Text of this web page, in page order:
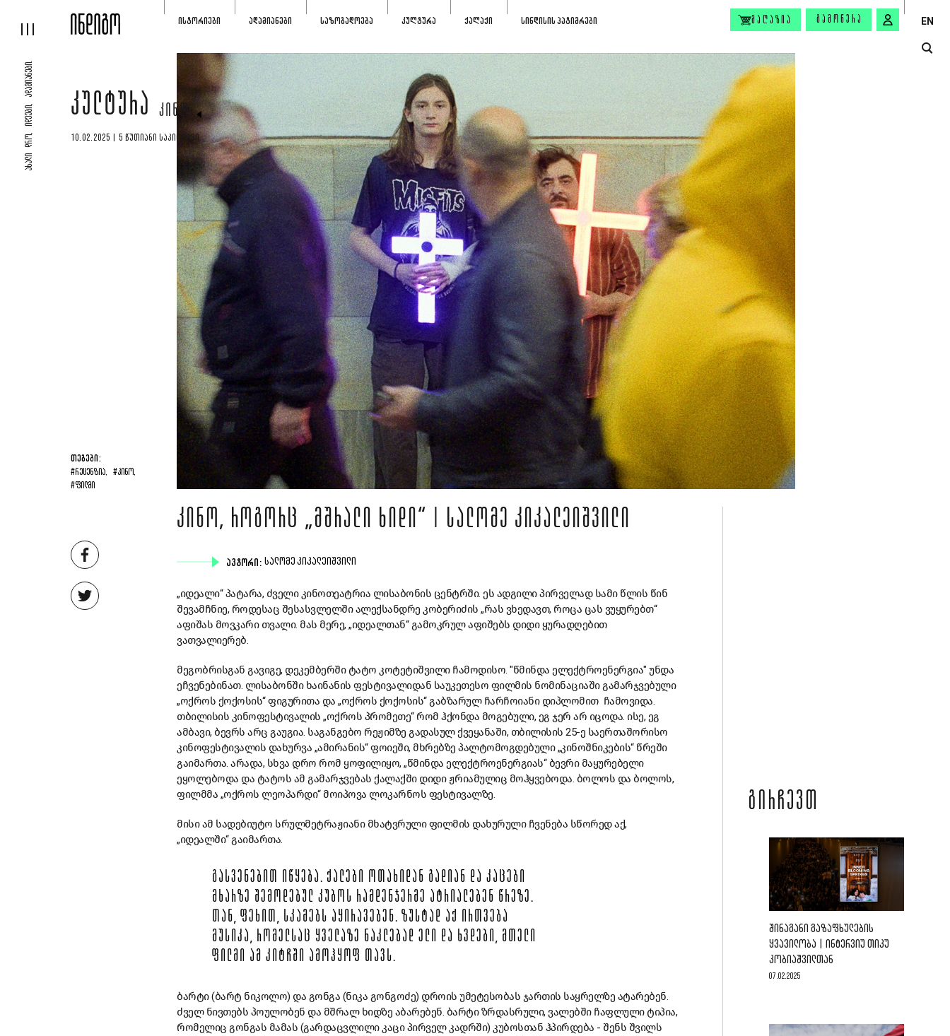
ᲐᲮᲐᲚᲘ ᲓᲠᲝ, ᲘᲓᲔᲔᲑᲘ, ᲐᲓᲐᲛᲘᲐᲜᲔᲑᲘ.
ᲘᲡᲢᲝᲠᲘᲔᲑᲘ ᲐᲓᲐᲛᲘᲐᲜᲔᲑᲘ ᲡᲐᲖᲝᲒᲐᲓᲝᲔᲑᲐ ᲙᲣᲚᲢᲣᲠᲐ ᲥᲐᲚᲐᲥᲘ ᲡᲘᲜᲓᲘᲡᲘᲡ ᲞᲐᲢᲘᲛᲠᲔᲑᲘ ᲛᲐᲦᲐᲖᲘᲐ ᲒᲐᲛᲝᲬᲔᲠᲐ EN
ᲙᲣᲚᲢᲣᲠᲐ ᲙᲘᲜᲝ
10.02.2025 | 5 ᲬᲣᲗᲘᲐᲜᲘ ᲡᲐᲙᲘᲗᲮᲐᲕᲘ
ᲗᲔᲒᲔᲑᲘ:
#ᲠᲔᲪᲔᲜᲖᲘᲐ, #ᲙᲘᲜᲝ,
#ᲤᲘᲚᲛᲘ
ᲙᲘᲜᲝ, ᲠᲝᲒᲝᲠᲪ „ᲛᲨᲠᲐᲚᲘ ᲮᲘᲓᲘ“ | ᲡᲐᲚᲝᲛᲔ ᲙᲘᲙᲐᲚᲔᲘᲨᲕᲘᲚᲘ
ᲐᲕᲢᲝᲠᲘ: ᲡᲐᲚᲝᲛᲔ ᲙᲘᲙᲐᲚᲔᲘᲨᲕᲘᲚᲘ
„იდეალი“პატარა, ძველი კინოთეატრია ლისაბონის ცენტრში. ეს ადგილიპირველად სამი წლის წინ
შევამჩნიე, როდესაც შესასვლელში ალექსანდრე კობერიძის „რას ვხედავთ, როცა ცას ვუყურებთ“
აფიშას მოვკარი თვალი. მას მერე, „იდეალთან“გამოკრულაფიშებს დიდი ყურადღებით
ვათვალიერებ.
მეგობრისგან გავიგე, დეკემბერში ტატო კოტეტიშვილი ჩამოდისო. "წმინდა ელექტროენერგია" უნდა
ეჩვენებინათ. ლისაბონში ხაინანის ფესტივალიდან საუკეთესო ფილმის ნომინაციაშიგამარჯვებული
„ოქროს ქოქოსის“ფიგურითა და „ოქროს ქოქოსის“გაბზარულ ჩარჩოიანი დიპლომით ჩამოვიდა.
თბილისის კინოფესტივალის „ოქროს პრომეთე“ რომ ჰქონდა მოგებული, ეგ ჯერ არ იცოდა. ისე, ეგ
ამბავი, ბევრს არც გაუგია. საგანგებო რეჟიმზე გადასულქვეყანაში, თბილისის 25-ე საერთაშორისო
კინოფესტივალის დახურვა „ამირანის“ფოიეში, მხრებზე პალტომოგდებული„კინოშნიკების“ წრეში
გაიმართა. არადა, სხვა დრო რომ ყოფილიყო, „წმინდა ელექტროენერგიას“ ბევრი მაყურებელი
ეყოლებოდა და ტატოს ამ გამარჯვებას ქალაქში დიდი ჟრიამულიც მოჰყვებოდა. ბოლოს და ბოლოს,
ფილმმა „ოქროს ლეოპარდი“ მოიპოვა ლოკარნოს ფესტივალზე.
მისი ამ სადებიუტო სრულმეტრაჟიანი მხატვრული ფილმის დახურული ჩვენება სწორედაქ,
„იდეალში“გაიმართა.
ᲒᲐᲡᲕᲔᲜᲔᲑᲘᲗ ᲘᲬᲧᲔᲑᲐ. ᲥᲐᲚᲔᲑᲘ ᲝᲗᲐᲮᲘᲓᲐᲜ ᲒᲐᲓᲘᲐᲜ ᲓᲐ ᲙᲐᲪᲔᲑᲘ
ᲛᲮᲐᲠᲖᲔ ᲨᲔᲛᲝᲓᲔᲑᲣᲚ ᲙᲣᲑᲝᲡ ᲠᲐᲛᲓᲔᲜᲯᲔᲠᲛᲔ ᲐᲢᲠᲘᲐᲚᲔᲑᲔᲜ ᲬᲠᲔᲖᲔ.
ᲗᲐᲜ, ᲤᲔᲮᲘᲗ, ᲡᲙᲐᲛᲔᲑᲡ ᲐᲧᲘᲠᲐᲕᲔᲑᲔᲜ. ᲖᲣᲡᲢᲐᲓ ᲐᲥ ᲘᲠᲗᲕᲔᲑᲐ
ᲛᲣᲡᲘᲙᲐ, ᲠᲝᲛᲔᲚᲡᲐᲪ ᲧᲕᲔᲚᲐᲖᲔ ᲜᲐᲙᲚᲔᲑᲐᲓ ᲔᲚᲘ ᲓᲐ ᲮᲕᲓᲔᲑᲘ, ᲛᲗᲔᲚᲘ
ᲤᲘᲚᲛᲘ ᲐᲛ ᲙᲘᲢᲩᲨᲘ ᲐᲛᲝᲰᲧᲝᲤ ᲗᲐᲕᲡ.
ბარტი(ბარტ ნიკოლო) და გონგა (ნიკა გონგოძე) დროის უმეტესობას ჯართის საყრელზე ატარებენ.
ძველ ნივთებს პოულობენ და მშრალ ხიდზე აბარებენ. ბარტი ზრდასრული, ვალებში ჩაფლული ტიპია,
რომელიც გონგას მამას (გარდაცვლილიკაცი პირველკადრში) კუბოსთან ჰპირდება - შენს შვილს
ᲒᲘᲠᲩᲔᲕᲗ
ᲨᲘᲜᲐᲒᲐᲜᲘ ᲒᲐᲖᲐᲤᲮᲣᲚᲔᲑᲘᲡ
ᲧᲕᲐᲕᲘᲚᲝᲑᲐ | ᲘᲜᲢᲔᲠᲕᲘᲣ ᲗᲘᲙᲣ
ᲙᲝᲑᲘᲐᲨᲕᲘᲚᲗᲐᲜ
07.02.2025